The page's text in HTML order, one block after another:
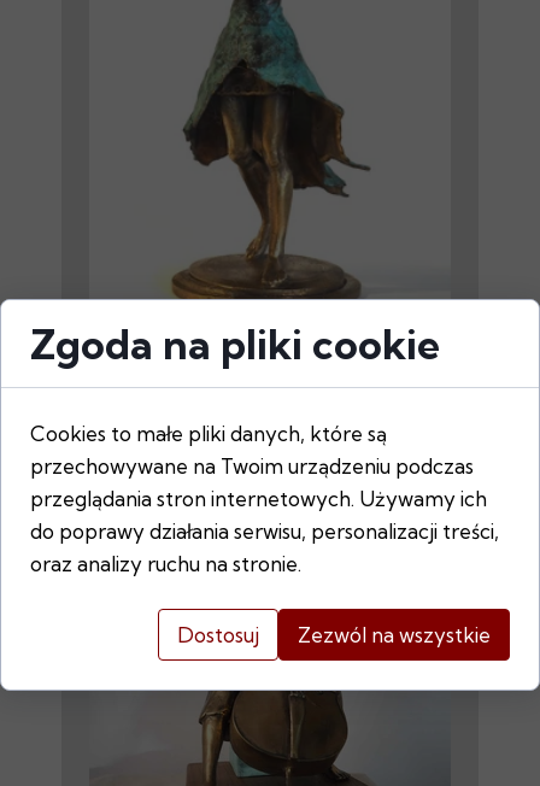
SKRZYPACZKA / Andrzej
Szczepaniec
2686,00 PLN
Zgoda na pliki cookie
Cookies to małe pliki danych, które są
przechowywane na Twoim urządzeniu podczas
przeglądania stron internetowych. Używamy ich
do poprawy działania serwisu, personalizacji treści,
oraz analizy ruchu na stronie.
Dostosuj Zezwól na wszystkie